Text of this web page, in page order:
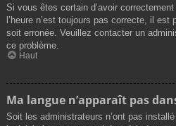
Si vous êtes certain d’avoir
l’heure n’est toujours pas correcte, il est
soit erronée. Veuillez contacter un
ce problème.
Haut
Ma langue n’apparaît pas
Soit les administrateurs n’ont pas